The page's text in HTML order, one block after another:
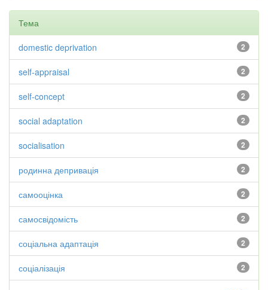
Тема
2
domestic deprivation
2
self-appraisal
2
self-concept
2
social adaptation
2
socialisation
2
родинна депривація
2
самооцінка
2
самосвідомість
2
соціальна адаптація
2
соціалізація